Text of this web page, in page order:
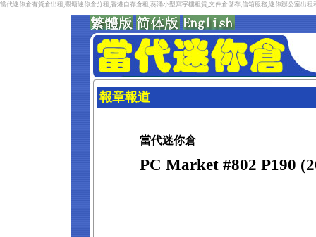
當代迷你倉有貨倉出租,觀塘迷你倉分租,香港自存倉租,葵涌小型寫字樓租賃,文件倉儲存,信箱服務,迷你辦公室出租
報章報道
當代迷你倉
PC Market #802 P190